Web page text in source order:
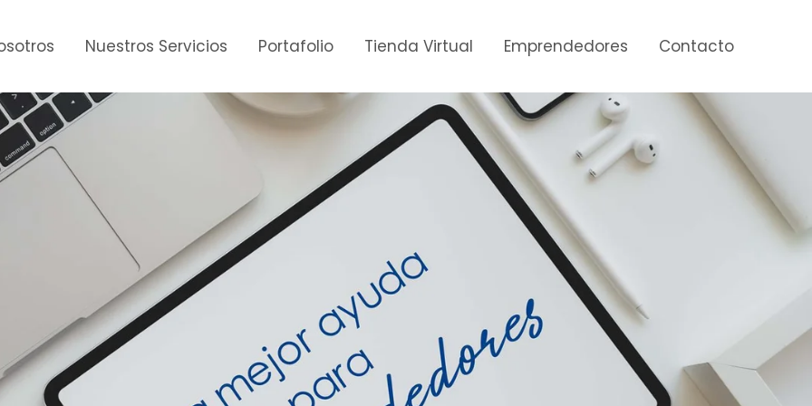
Nuestros Servicios Portafolio Tienda Virtual Emprendedores Contacto